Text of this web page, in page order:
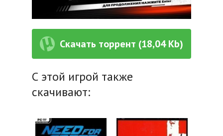
Скачать торрент (18,04 Kb)
С этой игрой также
скачивают: